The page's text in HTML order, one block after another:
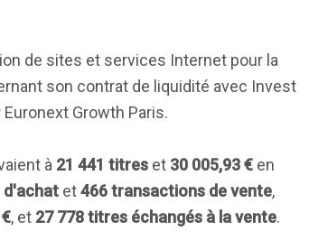
de sites et services Internet pour la
son contrat de liquidité avec Invest
Growth Paris.
à 21 441 titres et 30 005,93 € en
d'achat et466 transactions de vente,
, et 27 778 titres échangés à la vente.